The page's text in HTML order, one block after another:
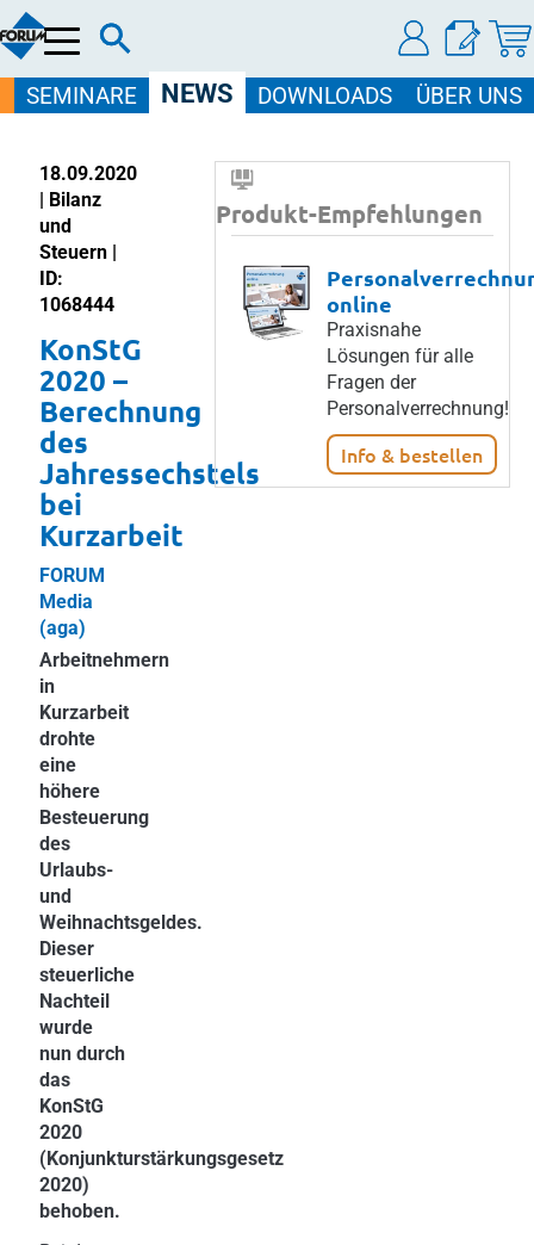
Menü
SEMINARE NEWS DOWNLOADS ÜBER UNS
18.09.2020
| Bilanz
und
Steuern |
ID:
1068444
KonStG
2020 –
Berechnung
des
Jahressechstels
bei
Kurzarbeit
FORUM
Media
(aga)
Arbeitnehmern
in
Kurzarbeit
drohte
eine
höhere
Besteuerung
des
Urlaubs-
und
Weihnachtsgeldes.
Dieser
steuerliche
Nachteil
wurde
nun durch
das
KonStG
2020
(Konjunkturstärkungsgesetz
2020)
behoben.
Produkt-Empfehlungen
online
Praxisnahe
Lösungen für alle
Fragen der
Personalverrechnung!
Info & bestellen